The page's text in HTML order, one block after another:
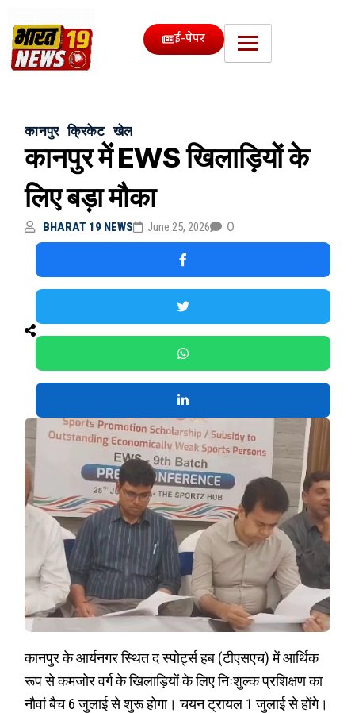
ई-पेपर
कानपुर क्रिकेट खेल
कानपुर में EWS खिलाड़ियों के
लिए बड़ा मौका
BHARAT 19 NEWS June 25, 2026 0
कानपुर के आर्यनगर स्थित द स्पोर्ट्स हब (टीएसएच) में आर्थिक
रूप से कमजोर वर्ग के खिलाड़ियों के लिए निःशुल्क प्रशिक्षण का
नौवां बैच 6 जुलाई से शुरू होगा। चयन ट्रायल 1 जुलाई से होंगे।